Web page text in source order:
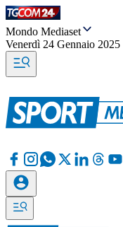
Mondo Mediaset
Venerdì 24 Gennaio 2025